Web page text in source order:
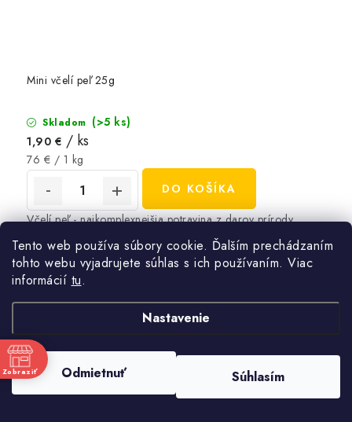
Tento web používa súbory cookie. Ďalším prechádzaním
tohto webu vyjadrujete súhlas s ich používaním. Viac
informácií tu.
Nastavenie
Odmietnuť Súhlasím
Mini včelí peľ 25g
Skladom (>5 ks)
1,90 € / ks
Jednotková
cena:
76 € / 1 kg
DO KOŠÍKA
Včelí peľ - najkomplexnejšia potravina z darov prírody
Zobraziť